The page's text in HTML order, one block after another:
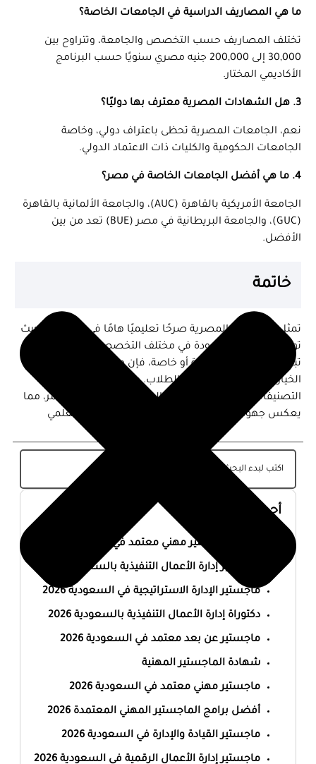
ما هي المصاريف الدراسية في الجامعات الخاصة؟
تختلف المصاريف حسب التخصص والجامعة، وتتراوح بين
30,000 إلى 200,000 جنيه مصري سنويًا حسب البرنامج
الأكاديمي المختار.
3. هل الشهادات المصرية معترف بها دوليًا؟
نعم، الجامعات المصرية تحظى باعتراف دولي، وخاصة
الجامعات الحكومية والكليات ذات الاعتماد الدولي.
4. ما هي أفضل الجامعات الخاصة في مصر؟
الجامعة الأمريكية بالقاهرة (AUC)، والجامعة الألمانية بالقاهرة
(GUC)، والجامعة البريطانية في مصر (BUE) تعد من بين
الأفضل.
خاتمة
تمثل الجامعات المصرية صرحًا تعليميًا هامًا في المنطقة، حيث
توفر تعليمًا عالي الجودة في مختلف التخصصات. سواء كنت
تبحث عن جامعة حكومية أو خاصة، فإن مصر تقدم العديد من
الخيارات التي تناسب جميع الطلاب. علاوة على ذلك، فإن
التصنيفات العالمية للجامعات المصرية في تطور مستمر، مما
يعكس جهودها في تحسين جودة التعليم والبحث العلمي
أحدث المقالات
أفضل ماجستير مهني معتمد في السعودية 2026
ماجستير إدارة الأعمال التنفيذية بالسعودية 2026
ماجستير الإدارة الاستراتيجية في السعودية 2026
دكتوراة إدارة الأعمال التنفيذية بالسعودية 2026
ماجستير عن بعد معتمد في السعودية 2026
شهادة الماجستير المهنية
ماجستير مهني معتمد في السعودية 2026
أفضل برامج الماجستير المهني المعتمدة 2026
ماجستير القيادة والإدارة في السعودية 2026
ماجستير إدارة الأعمال الرقمية في السعودية 2026